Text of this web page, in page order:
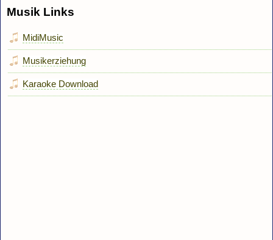
Musik Links
MidiMusic
Musikerziehung
Karaoke Download